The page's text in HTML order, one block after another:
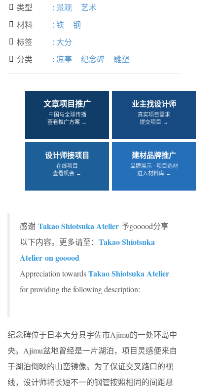
 类型 : 景观 艺术
 材料 : 铁 钢
 标签 : 大分
 分类 : 凉亭 纪念碑 雕塑
文章项目推广
中国与全球传播
查看推广方案 →
业主找设计师
真实项目需求
提交项目 →
设计师接项目
在线项目
查看机会 →
建材品牌推广
品牌展示 · 项目选材
进入材料库 →
感谢 Takao Shiotsuka Atelier 予gooood分享
以下内容。更多请至： Takao Shiotsuka
Atelier on gooood
Appreciation towardsTakao Shiotsuka Atelier
for providing the following description:
纪念碑位于日本大分县宇佐市Ajimu的一处环岛中
央。Ajimu盆地曾经是一片湖泊，项目灵感便来自
于湖泊倒映的山峦镜像。为了保证交叉路口的视
线，设计师将长短不一的钢管按照相同的间距悬